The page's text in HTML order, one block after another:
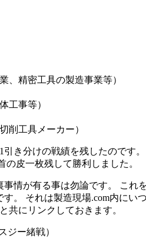
、精密工具の製造事業等）
工事等）
削工具メーカー）
き分けの戦績を残したのです
皮一枚残して勝利しました。
情が有る事は勿論です。 これ
。 それは製造現場.com内に
共にリンクしておきます。
ジー緒戦）